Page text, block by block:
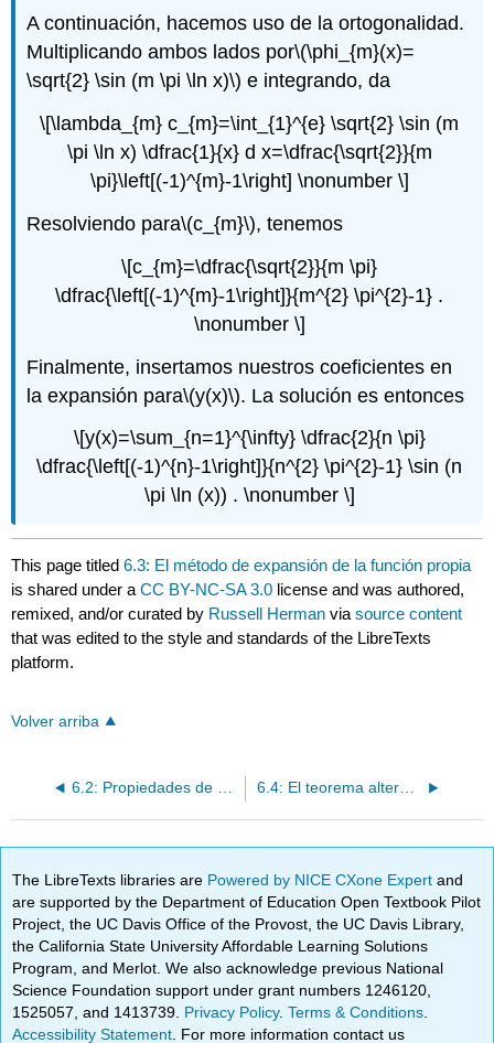
A continuación, hacemos uso de la ortogonalidad.
Multiplicando ambos lados por\(\phi_{m}(x)=
\sqrt{2} \sin (m \pi \ln x)\) e integrando, da
\[\lambda_{m} c_{m}=\int_{1}^{e} \sqrt{2} \sin (m
\pi \ln x) \dfrac{1}{x} d x=\dfrac{\sqrt{2}}{m
\pi}\left[(-1)^{m}-1\right] \nonumber \]
Resolviendo para\(c_{m}\), tenemos
\[c_{m}=\dfrac{\sqrt{2}}{m \pi}
\dfrac{\left[(-1)^{m}-1\right]}{m^{2} \pi^{2}-1} .
\nonumber \]
Finalmente, insertamos nuestros coeficientes en
la expansión para\(y(x)\). La solución es entonces
\[y(x)=\sum_{n=1}^{\infty} \dfrac{2}{n \pi}
\dfrac{\left[(-1)^{n}-1\right]}{n^{2} \pi^{2}-1} \sin (n
\pi \ln (x)) . \nonumber \]
This page titled6.3: El método de expansión de la función propia
is shared under aCC BY-NC-SA 3.0 license and was authored,
remixed, and/or curated by Russell Herman viasource content
that was edited to the style and standards of the LibreTexts
platform.
Volver arriba
6.4: El teorema alternativo de Fredholm
The LibreTexts libraries are Powered by NICE CXone Expertand
are supported by the Department of Education Open Textbook Pilot
Project, the UC Davis Office of the Provost, the UC Davis Library,
the California State University Affordable Learning Solutions
Program, and Merlot. We also acknowledge previous National
Science Foundation support under grant numbers 1246120,
1525057, and 1413739. Privacy Policy.Terms & Conditions
Accessibility Statement . For more information contact us